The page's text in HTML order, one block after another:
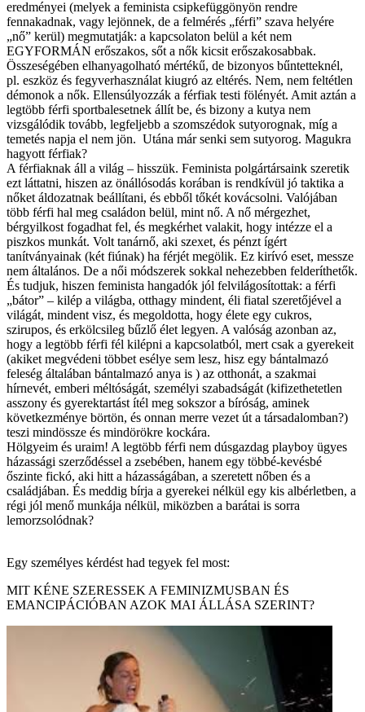
eredményei (melyek a feminista csipkefüggönyön rendre
fennakadnak, vagy lejönnek, de a felmérés „férfi” szava helyére
„nő” kerül) megmutatják: a kapcsolaton belül a két nem
EGYFORMÁN erőszakos, sőt a nők kicsit erőszakosabbak.
Összeségében elhanyagolható mértékű, de bizonyos bűntetteknél,
pl. eszköz és fegyverhasználat kiugró az eltérés. Nem, nem feltétlen
démonok a nők. Ellensúlyozzák a férfiak testi fölényét. Amit aztán a
legtöbb férfi sportbalesetnek állít be, és bizony a kutya nem
vizsgálódik tovább, legfeljebb a szomszédok sutyorognak, míg a
temetés napja el nem jön. Utána már senki sem sutyorog. Magukra
hagyott férfiak?
A férfiaknak áll a világ – hisszük. Feminista polgártársaink szeretik
ezt láttatni, hiszen az önállósodás korában is rendkívül jó taktika a
nőket áldozatnak beállítani, és ebből tőkét kovácsolni. Valójában
több férfi hal meg családon belül, mint nő. A nő mérgezhet,
bérgyilkost fogadhat fel, és megkérhet valakit, hogy intézze el a
piszkos munkát. Volt tanárnő, aki szexet, és pénzt ígért
tanítványainak (két fiúnak) ha férjét megölik. Ez kirívó eset, messze
nem általános. De a női módszerek sokkal nehezebben felderíthetők.
És tudjuk, hiszen feminista hangadók jól felvilágosítottak: a férfi
„bátor” – kilép a világba, otthagy mindent, éli fiatal szeretőjével a
világát, mindent visz, és megoldotta, hogy élete egy cukros,
szirupos, és erkölcsileg bűzlő élet legyen. A valóság azonban az,
hogy a legtöbb férfi fél kilépni a kapcsolatból, mert csak a gyerekeit
(akiket megvédeni többet esélye sem lesz, hisz egy bántalmazó
feleség általában bántalmazó anya is ) az otthonát, a szakmai
hírnevét, emberi méltóságát, személyi szabadságát (kifizethetetlen
asszony és gyerektartást ítél meg sokszor a bíróság, aminek
következménye börtön, és onnan merre vezet út a társadalomban?)
teszi mindössze és mindörökre kockára.
Hölgyeim és uraim! A legtöbb férfi nem dúsgazdag playboy ügyes
házassági szerződéssel a zsebében, hanem egy többé-kevésbé
őszinte fickó, aki hitt a házasságában, a szeretett nőben és a
családjában. És meddig bírja a gyerekei nélkül egy kis albérletben, a
régi jól menő munkája nélkül, miközben a barátai is sorra
lemorzsolódnak?
Egy személyes kérdést had tegyek fel most:
MIT KÉNE SZERESSEK A FEMINIZMUSBAN ÉS
EMANCIPÁCIÓBAN AZOK MAI ÁLLÁSA SZERINT?